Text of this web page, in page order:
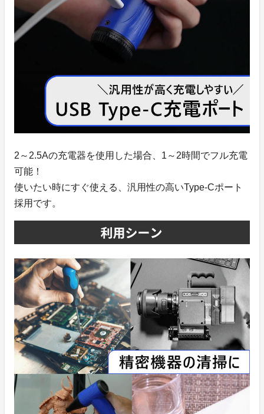
2～2.5Aの充電器を使用した場合、1～2時間でフル充電
可能！
使いたい時にすぐ使える、汎用性の高いType-Cポート
採用です。